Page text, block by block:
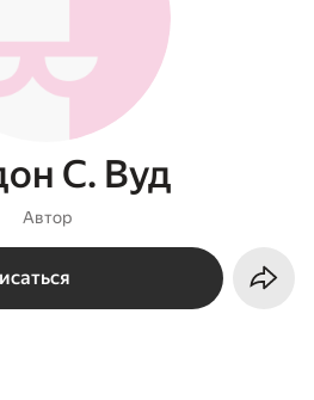
С. Вуд
Автор